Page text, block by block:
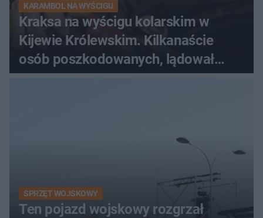
KARAMBOL NA WYŚCIGU
Kraksa na wyścigu kolarskim w
Kijewie Królewskim. Kilkanaście
osób poszkodowanych, lądował
śmigłowiec LPR
SPRZĘT WOJSKOWY
Ten pojazd wojskowy rozgrzał